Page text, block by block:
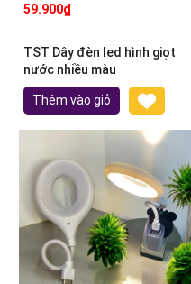
59.900₫
TST Dây đèn led hình giọt
nước nhiều màu
Thêm vào giỏ